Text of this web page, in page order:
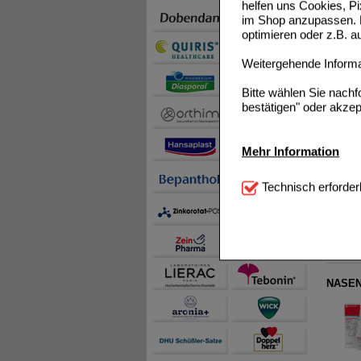
helfen uns Cookies,
im Shop anzupassen.
optimieren oder z.B.
Weitergehende
Bitte wählen Sie
bestätigen" oder
Mehr Information
Technisch
notwendig sind (z.B.
Diese
beispielsweise für
Inhalte anzuzeigen
Statistik & Tracking:
sammeln, mit deren
auch die Werbung
teilweise an Dritte
Technisch